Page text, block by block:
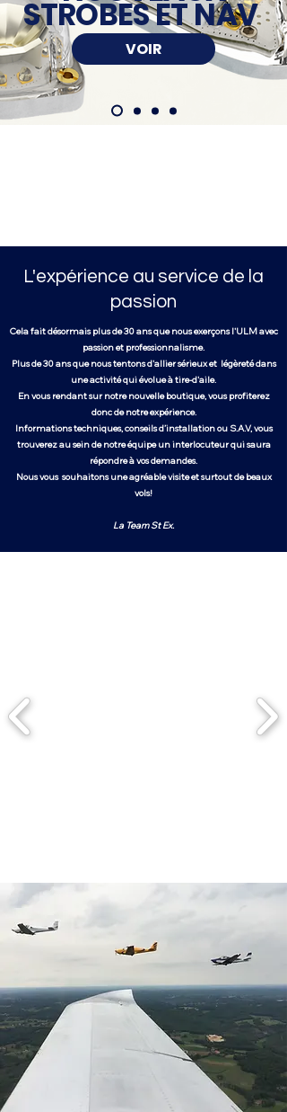
STROBES ET NAV
VOIR
L'expérience au service de la
passion
Cela fait désormais plus de 30 ans que nous exerçons l'ULM avec
passion et professionnalisme.
Plus de 30 ans que nous tentons d'allier sérieux et légèreté dans
une activité qui évolue à tire-d'aile.
En vous rendant sur notre nouvelle boutique, vous profiterez
donc de notre expérience.
Informations techniques, conseils d’installation ou S.A.V, vous
trouverez au sein de notre équipe un interlocuteur qui saura
répondre à vos demandes.
Nous vous souhaitons une agréable visite et surtout de beaux
vols!
La Team St Ex.